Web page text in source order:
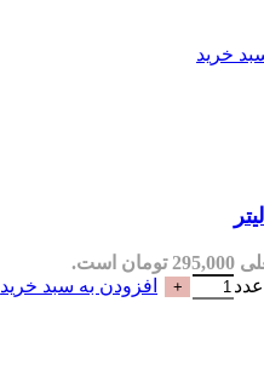
خرید
است.
افزودن به سبد خرید